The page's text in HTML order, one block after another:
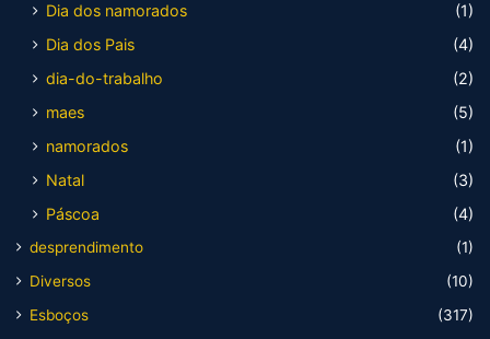
Dia dos namorados
(1)
Dia dos Pais
(4)
dia-do-trabalho
(2)
maes
(5)
namorados
(1)
Natal
(3)
Páscoa
(4)
desprendimento
(1)
Diversos
(10)
Esboços
(317)